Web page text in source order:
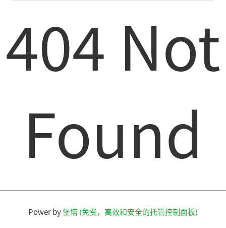
404 Not
Found
Power by堡塔 (免费，高效和安全的托管控制面板)